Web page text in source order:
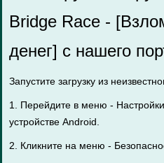
Bridge Race -
денег] с нашего
Запустите загрузку из
1. Перейдите в меню -
устройстве Android.
2. Кликните на меню -